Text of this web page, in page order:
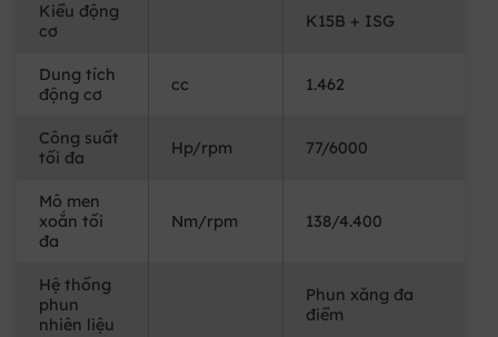
Kiểu động
cơ
K15B + ISG
Dung tích
động cơ
cc 1.462
Công suất
tối đa
Hp/rpm 77/6000
Mô men
xoắn tối
đa
Nm/rpm 138/4.400
Hệ thống
phun
nhiên liệu
Phun xăng đa
điểm